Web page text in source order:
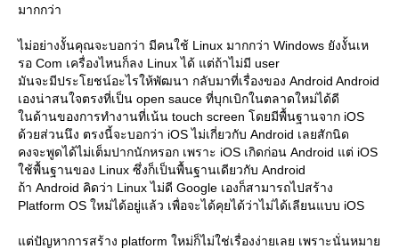
มากกว่า
ไม่อย่างงั้นคุณจะบอกว่า มีคนใช้ Linux มากกว่า Windows ยังงั้นเห
รอ Com เครื่องไหนก็ลง Linux ได้ แต่ถ้าไม่มี user
มันจะมีประโยชน์อะไรให้พัฒนา กลับมาที่เรื่องของ Android Android
เองน่าสนใจตรงที่เป็น open sauce ที่บุกเบิกในตลาดใหม่ได้ดี
นด้านของการทำงานที่เน้น touch screen โดยมีพื้นฐานจาก iOS
ด้วยส่วนนึง ตรงนี้จะบอกว่า iOS ไม่เกี่ยวกับ Android เลยสักนิด
คงจะพูดได้ไม่เต็มปากนักหรอก เพราะ iOS เกิดก่อน Android แต่ iOS
ช้พื้นฐานของ Linux ซึ่งก็เป็นพื้นฐานเดียวกับ Android
ถ้า Android คิดว่า Linux ไม่ดี Google เองก็สามารถไปสร้าง
Platform OS ใหม่ได้อยู่แล้ว เพื่อจะได้คุยได้ว่าไม่ได้เลียนแบบ iOS
ต่ปัญหาการสร้าง platform ใหม่ก็ไม่ใช่เรื่องง่ายเลย เพราะนั่นหมา